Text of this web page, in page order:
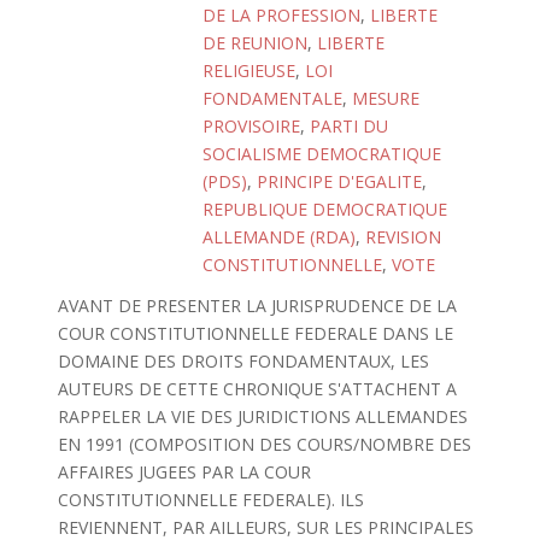
DE LA PROFESSION, LIBERTE
DE REUNION, LIBERTE
RELIGIEUSE, LOI
FONDAMENTALE, MESURE
PROVISOIRE, PARTI DU
SOCIALISME DEMOCRATIQUE
(PDS), PRINCIPE D'EGALITE,
REPUBLIQUE DEMOCRATIQUE
ALLEMANDE (RDA), REVISION
CONSTITUTIONNELLE, VOTE
AVANT DE PRESENTER LA JURISPRUDENCE DE LA
COUR CONSTITUTIONNELLE FEDERALE DANS LE
DOMAINE DES DROITS FONDAMENTAUX, LES
AUTEURS DE CETTE CHRONIQUE S'ATTACHENT A
RAPPELER LA VIE DES JURIDICTIONS ALLEMANDES
EN 1991 (COMPOSITION DES COURS/NOMBRE DES
AFFAIRES JUGEES PAR LA COUR
CONSTITUTIONNELLE FEDERALE). ILS
REVIENNENT, PAR AILLEURS, SUR LES PRINCIPALES